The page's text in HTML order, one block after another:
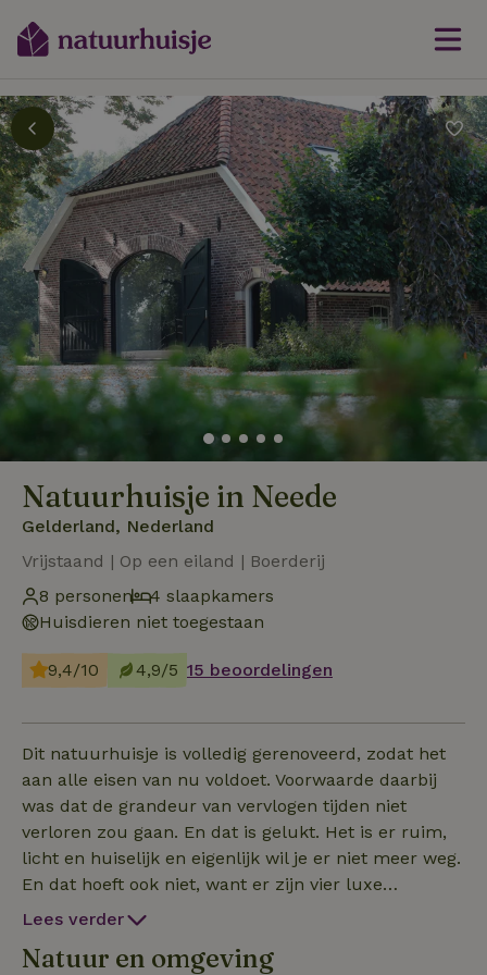
Natuurhuisje in Neede
Gelderland, Nederland
Vrijstaand | Op een eiland | Boerderij
8 personen
4 slaapkamers
Huisdieren niet toegestaan
9,4/10 4,9/5 15 beoordelingen
Dit natuurhuisje is volledig gerenoveerd, zodat het
aan alle eisen van nu voldoet. Voorwaarde daarbij
was dat de grandeur van vervlogen tijden niet
verloren zou gaan. En dat is gelukt. Het is er ruim,
licht en huiselijk en eigenlijk wil je er niet meer weg.
En dat hoeft ook niet, want er zijn vier luxe
tweepersoonskamers, twee badkamers met
loungebank of de designfauteuil in de woonkamer
Lees verder
Natuur en omgeving